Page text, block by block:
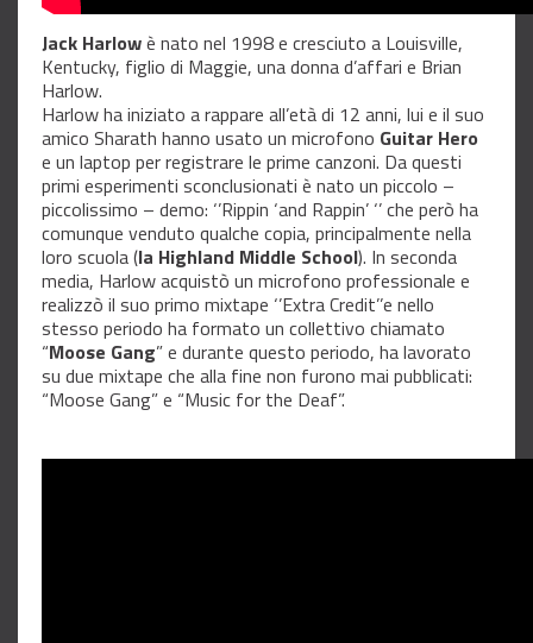
Jack Harlowè nato nel 1998 e cresciuto a Louisville,
Kentucky, figlio di Maggie, una donna d’affari e Brian
Harlow.
Harlow ha iniziato a rappare all’età di 12 anni, lui e il suo
amico Sharath hanno usato un microfono Guitar Hero
e un laptop per registrare le prime canzoni. Da questi
primi esperimenti sconclusionati è nato un piccolo –
piccolissimo – demo: ‘’Rippin ‘and Rappin’ ‘’ che però ha
comunque venduto qualche copia, principalmente nella
loro scuola (la Highland Middle School). In seconda
media, Harlow acquistò un microfono professionale e
realizzò il suo primo mixtape ‘’Extra Credit’’e nello
stesso periodo ha formato un collettivo chiamato
“Moose Gang” e durante questo periodo, ha lavorato
su due mixtape che alla fine non furono mai pubblicati:
“Moose Gang” e “Music for the Deaf”.